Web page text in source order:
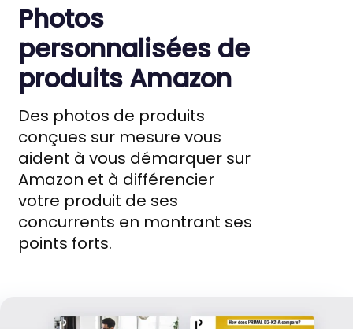
Photos
personnalisées de
produits Amazon
Des photos de produits
conçues sur mesure vous
aident à vous démarquer sur
Amazon et à différencier
votre produit de ses
concurrents en montrant ses
points forts.